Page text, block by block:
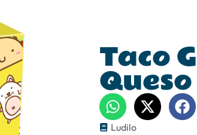
Taco
Ludilo